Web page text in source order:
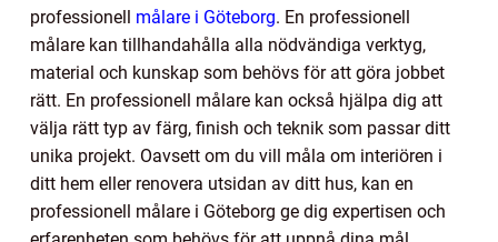
professionell målare i Göteborg. En professionell
målare kan tillhandahålla alla nödvändiga verktyg,
material och kunskap som behövs för att göra jobbet
rätt. En professionell målare kan också hjälpa dig att
välja rätt typ av färg, finish och teknik som passar ditt
unika projekt. Oavsett om du vill måla om interiören i
ditt hem eller renovera utsidan av ditt hus, kan en
professionell målare i Göteborg ge dig expertisen och